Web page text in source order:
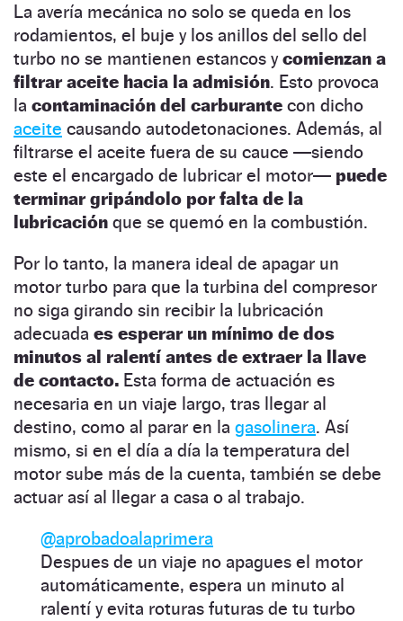
La avería mecánica no solo se queda en los
rodamientos, el buje y los anillos del sello del
turbo no se mantienen estancos ycomienzan a
filtrar aceite hacia la admisión. Esto provoca
la contaminación del carburante con dicho
aceite causando autodetonaciones. Además, al
filtrarse el aceite fuera de su cauce —siendo
este el encargado de lubricar el motor— puede
terminar gripándolo por falta de la
lubricación que se quemó en la combustión.
Por lo tanto, la manera ideal de apagar un
motor turbo para que la turbina del compresor
no siga girando sin recibir la lubricación
adecuada es esperar un mínimo de dos
minutos al ralentí antes de extraer la llave
de contacto. Esta forma de actuación es
necesaria en un viaje largo, tras llegar al
destino, como al parar en la gasolinera. Así
mismo, si en el día a día la temperatura del
motor sube más de la cuenta, también se debe
actuar así al llegar a casa o al trabajo.
@aprobadoalaprimera
Despues de un viaje no apagues el motor
automáticamente, espera un minuto al
ralentí y evita roturas futuras de tu turbo